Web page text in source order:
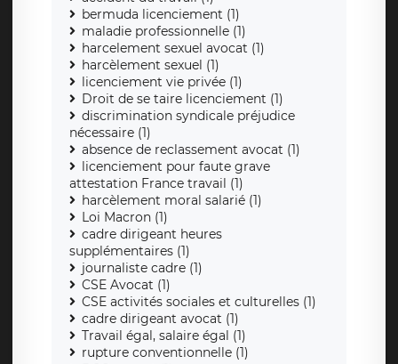
bermuda licenciement (1)
maladie professionnelle (1)
harcelement sexuel avocat (1)
harcèlement sexuel (1)
licenciement vie privée (1)
Droit de se taire licenciement (1)
discrimination syndicale préjudice
nécessaire (1)
absence de reclassement avocat (1)
licenciement pour faute grave
attestation France travail (1)
harcèlement moral salarié (1)
Loi Macron (1)
cadre dirigeant heures
supplémentaires (1)
journaliste cadre (1)
CSE Avocat (1)
CSE activités sociales et culturelles (1)
cadre dirigeant avocat (1)
Travail égal, salaire égal (1)
rupture conventionnelle (1)